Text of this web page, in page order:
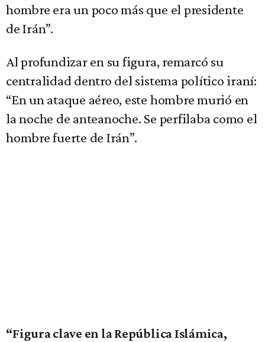
hombre era un poco más que el presidente
de Irán”.
Al profundizar en su figura, remarcó su
centralidad dentro del sistema político iraní:
“En un ataque aéreo, este hombre murió en
la noche de anteanoche. Se perfilaba como el
hombre fuerte de Irán”.
“Figura clave en la República Islámica,